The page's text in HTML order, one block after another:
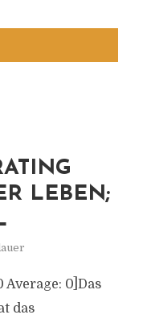
LEBEN;
Average: 0]Das
das